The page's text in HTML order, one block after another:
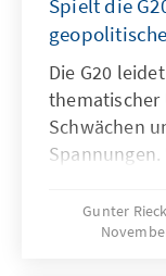
Spielt die
Die G20
Schwächen
muss daher
Gunter